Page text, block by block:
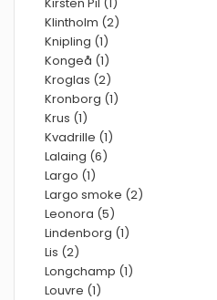
Klintholm (2)
Knipling (1)
Kongeå (1)
Kroglas (2)
Kronborg (1)
Krus (1)
Kvadrille (1)
Lalaing (6)
Largo (1)
Largo smoke (2)
Leonora (5)
Lindenborg (1)
Lis (2)
Longchamp (1)
Louvre (1)